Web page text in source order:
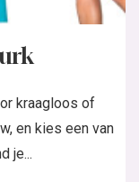
kraagloos of
en kies een van
je...